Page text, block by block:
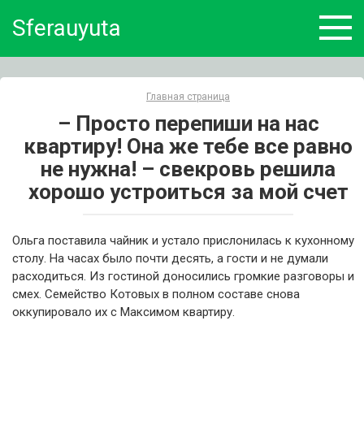
Sferauyuta
Главная страница
– Просто перепиши на нас
квартиру! Она же тебе все равно
не нужна! – свекровь решила
хорошо устроиться за мой счет
Ольга поставила чайник и устало прислонилась к кухонному
столу. На часах было почти десять, а гости и не думали
расходиться. Из гостиной доносились громкие разговоры и
смех. Семейство Котовых в полном составе снова
оккупировало их с Максимом квартиру.